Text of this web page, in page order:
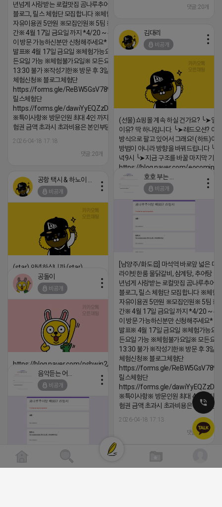
댓글:20개
년넘게 사랑받는 로컬맛집 곰나루추어탕에서
블로그, 릴스 체험단 모집합니다 ※체험메뉴※
자유이용권 5만원 ※모집인원※ 5팀 ※모집기
간※ 4월 17일 금요일 까지 *4/20 ~ 4/26 사
이 방문 가능하신분만 신청해주세요* ※체험단
발표※ 4월 17일 금요일 ※체험가능요일※ 모
든요일 가능 ※체험불가요일※ 모든요일 12 ~
13:30 불가 ※작성기한※ 방문 후 3일 이내 ※
체험신청※ 블로그체험단
https://forms.gle/ReBW5GsV789ur2Pz6
릴스체험단
https://forms.gle/dawiYyEQZzDdqf8W8
※특이사항※ 방문인원 최대 4인 까지 가능 체
험권 금액 초과시 초과비용은 본인부담입니다.
2026-04-18 17:18
댓글:20개
김대리
비공개
(선물)쇼핑몰 계속 하실 건가요? ╰➤열
이유? 딱 하나입니다. ╰➤레드오션? 아
방식으로 팔고 있어서 그래요! (하트)이
방법이 아니라 방향을 바꿔드립니다
녁9시 ╰➤지금 구조를 바꿀 마지막 기회
https://blog.naver.com/eocomim/
2026-04-18 17:15
비공개
[남양주/화도읍] 마석역 바로앞 넓은 매
라이빗한룸 물닭갈비, 삼계탕, 추어탕 맛
년넘게 사랑받는 로컬맛집 곰나루추어
블로그, 릴스 체험단 모집합니다 ※체험
자유이용권 5만원 ※모집인원※ 5팀 ※
간※ 4월 17일 금요일 까지 *4/20 ~ 4/
이 방문 가능하신분만 신청해주세요* ※
발표※ 4월 17일 금요일 ※체험가능요
든요일 가능 ※체험불가요일※ 모든요
13:30 불가 ※작성기한※ 방문 후 3일
체험신청※ 블로그체험단
https://forms.gle/
릴스체험단
https://forms.gle/
※특이사항※ 방문인원 최대 4인 까지
험권 금액 초과시 초과비용은 본인부담
2026-04-18 17:13
댓글:20개
비공개
(star) 안녕하십니까 (star)
2026-04-18 17:12
공돌이
비공개
https://blog.naver.com/pshwin2/224023970047
2026-04-18 17:12
비공개
[남양주/화도읍] 마석역 바로앞 넓은 매장과, 프
라이빗한룸 물닭갈비, 삼계탕, 추어탕 맛집 10